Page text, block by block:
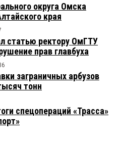
округа Омска
края
статью ректору ОмГТУ
прав главбуха
заграничных арбузов
тонн
спецопераций «Трасса»